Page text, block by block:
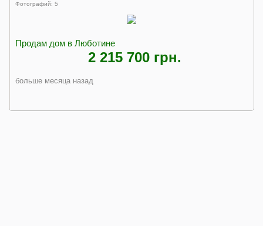
Фотографий: 5
Продам дом в Люботине
2 215 700 грн.
больше месяца назад